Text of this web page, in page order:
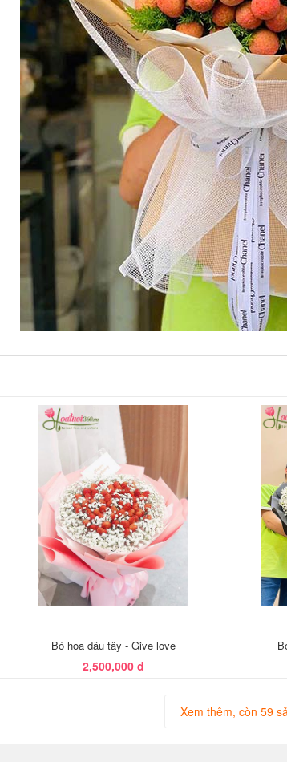
Bó hoa dâu tây - Give love
2,500,000 đ
Xem thêm, còn 59